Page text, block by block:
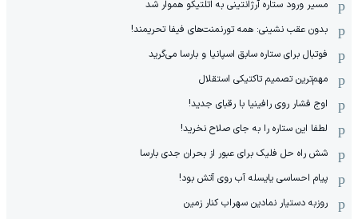
مسیر ورود ستاره آرژانتینی به اتلتیکو هموار شد
بدون عقب نشینی: همه تورنمنت‌های فیفا تحریمند!
فوتبال برای ستاره سابق اسپانیا و بارسا می‌گرید
مهم‌ترین تصمیم تاکتیکی استقلال
اوج فشار روی رافینیا با رقبای جدید!
لطفا این ستاره را به جای صلاح نخرید!
شش راه حل فلیک برای عبور از بحران جدی بارسا
پیام احساسی یایسله آب روی آتش بود!
روزبه دستیار نمادین سهراب کنار زمین